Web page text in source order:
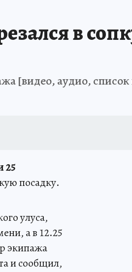
в
[видео, аудио,
25
посадку.
улуса,
а в 12.25
экипажа
и сообщил,